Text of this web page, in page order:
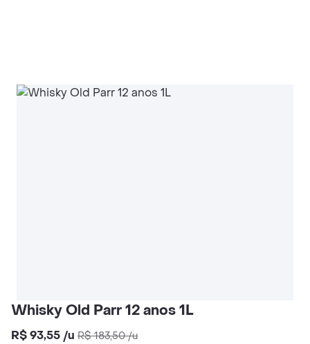
Whisky Old Parr 12 anos 1L
R$ 93,55 /u R$ 183,50/u